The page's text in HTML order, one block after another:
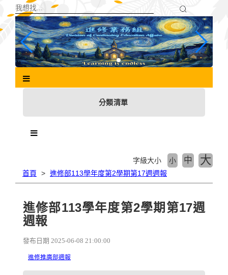
主
分類清單
首頁 進修部113學年度第2學期第17週週報
字級大小 小 中 大
進修部113學年度第2學期第17週
週報
發布日期 2025-06-08 21:00:00
進修推廣部週報